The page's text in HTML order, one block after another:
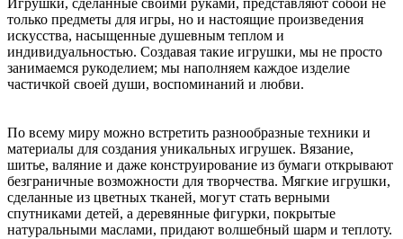
Игрушки, сделанные своими руками, представляют собой не
только предметы для игры, но и настоящие произведения
искусства, насыщенные душевным теплом и
индивидуальностью. Создавая такие игрушки, мы не просто
занимаемся рукоделием; мы наполняем каждое изделие
частичкой своей души, воспоминаний и любви.
По всему миру можно встретить разнообразные техники и
материалы для создания уникальных игрушек. Вязание,
шитье, валяние и даже конструирование из бумаги открывают
безграничные возможности для творчества. Мягкие игрушки,
сделанные из цветных тканей, могут стать верными
спутниками детей, а деревянные фигурки, покрытые
натуральными маслами, придают волшебный шарм и теплоту.